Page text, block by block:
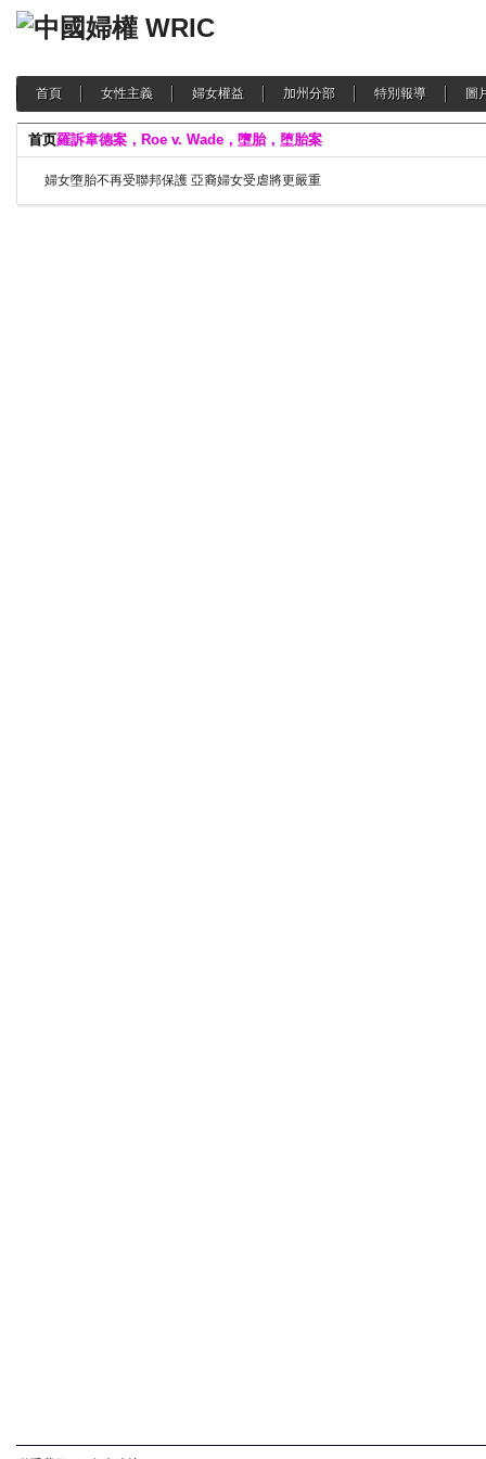
首頁 女性主義 婦女權益 加州分部 特別報導 圖
首页羅訴韋德案，Roe v. Wade，墮胎，堕胎案
婦女墮胎不再受聯邦保護 亞裔婦女受虐將更嚴重